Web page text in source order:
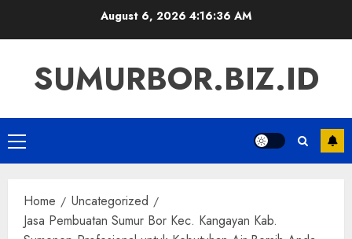
August 6, 20264:16:37 AM
SUMURBOR.BIZ.ID
Primary
Menu
Home
Uncategorized
Jasa Pembuatan Sumur Bor Kec. Kangayan Kab.